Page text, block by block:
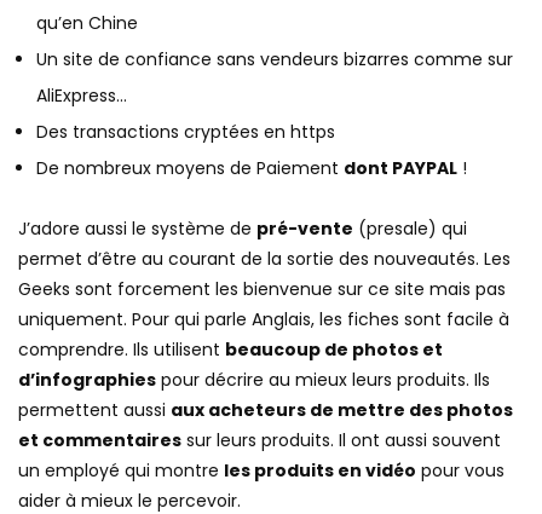
qu’en Chine
Un site de confiance sans vendeurs bizarres comme sur
AliExpress…
Des transactions cryptées en https
De nombreux moyens de Paiement dont PAYPAL !
J’adore aussi le système de pré-vente (presale) qui
permet d’être au courant de la sortie des nouveautés. Les
Geeks sont forcement les bienvenue sur ce site mais pas
uniquement. Pour qui parle Anglais, les fiches sont facile à
comprendre. Ils utilisent beaucoup de photos et
d’infographies pour décrire au mieux leurs produits. Ils
permettent aussi aux acheteurs de mettre des photos
et commentaires sur leurs produits. Il ont aussi souvent
un employé qui montre les produits en vidéo pour vous
aider à mieux le percevoir.